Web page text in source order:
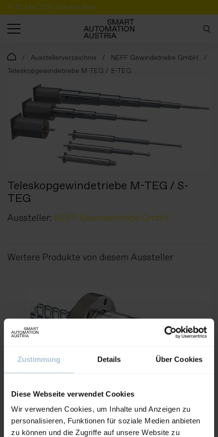
Zustimmung Details Über Cookies
Diese Webseite verwendet Cookies
Wir verwenden Cookies, um Inhalte und Anzeigen zu
personalisieren, Funktionen für soziale Medien anbieten
zu können und die Zugriffe auf unsere Website zu
11.-13. Mai 2027 | Messe Wels
Ausstellerverzeichnis
NEFF Gewindetriebe GmbH
Teleskopgewindetriebe M-TEG / S-TEG
Teleskopgewindetriebe M-TEG / S-
TEG
Aussteller: NEFF Gewindetriebe GmbH
Weitere Produkte von diesem Aussteller
Kugelgewindetriebe KGT